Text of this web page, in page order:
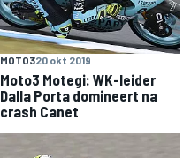
MOTO320 okt 2019
Moto3 Motegi: WK-leider
Dalla Porta domineert na
crash Canet